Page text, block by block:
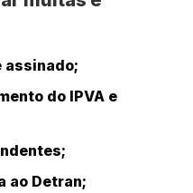
assinado;
do IPVA e
ao Detran;